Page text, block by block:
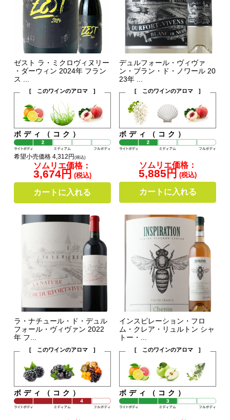
ゼスト ラ・ミクロヴィヌリー
・ダーウィン 2024年 フラン
ス ...
[ このワインのアロマ ]
ボディ（コク）
希望小売価格 4,312円 (税込)
ソムリエ価格：
3,674円 (税込)
カートに入れる
デュルフォール・ヴィヴァ
ン・ブラン・ド・ノワール 20
23年 ...
[ このワインのアロマ ]
ボディ（コク）
ソムリエ価格：
5,885円 (税込)
カートに入れる
ラ・ナチュール・ド・デュル
フォール・ヴィヴァン 2022
年 フ...
[ このワインのアロマ ]
ボディ（コク）
インスピレーション・フロ
ム・クレア・リュルトン シャ
トー・...
[ このワインのアロマ ]
ボディ（コク）